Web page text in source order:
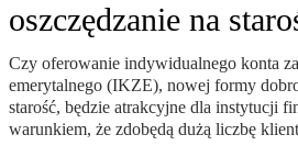
oszczędzanie na
Czy oferowanie indywidualnego konta
emerytalnego (IKZE), nowej formy
starość, będzie atrakcyjne dla instytucji
warunkiem, że zdobędą dużą liczbę